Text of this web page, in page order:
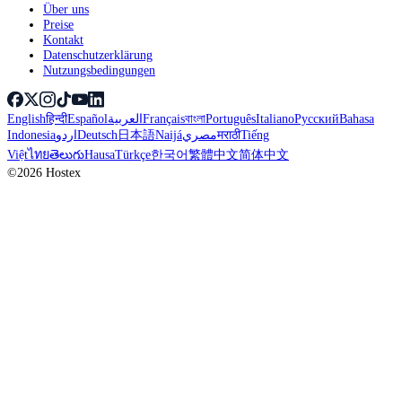
Über uns
Preise
Kontakt
Datenschutzerklärung
Nutzungsbedingungen
Englishहिन्दीEspañolالعربيةFrançaisবাংলাPortuguêsItalianoРусскийBahasa
IndonesiaاردوDeutsch日本語NaijáمصريमराठीTiếng
ViệtไทยతెలుగుHausaTürkçe한국어繁體中文简体中文
©2026 Hostex